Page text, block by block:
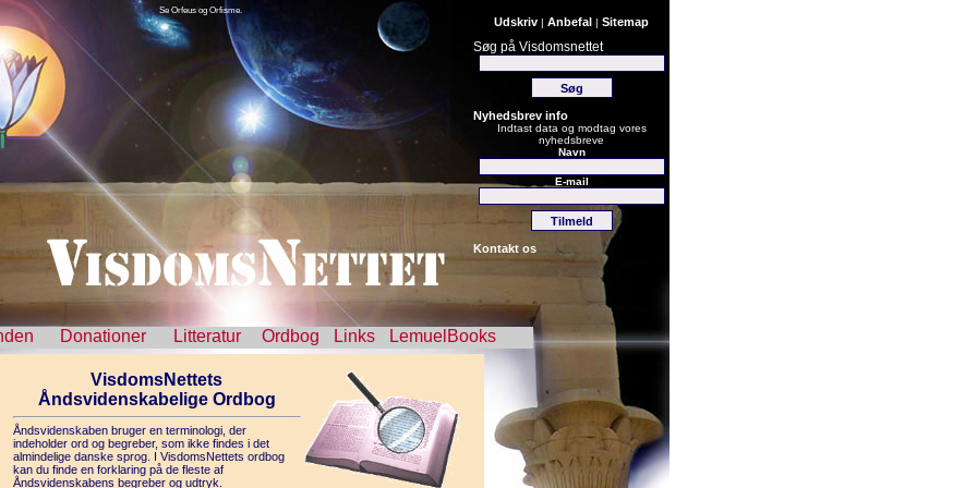
Udskriv | Anbefal | Sitemap
Søg på Visdomsnettet
Nyhedsbrev info
Indtast data og modtag vores
nyhedsbreve
Navn
E-mail
Kontakt os
Se Orfeus og Orfisme.
Donationer Litteratur Ordbog Links LemuelBooks
VisdomsNettets
Åndsvidenskabelige Ordbog
Åndsvidenskaben bruger en terminologi, der
indeholder ord og begreber, som ikke findes i det
almindelige danske sprog. I VisdomsNettets ordbog
kan du finde en forklaring på de fleste af
Åndsvidenskabens begreber og udtryk.